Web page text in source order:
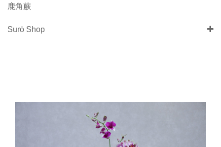
鹿角蕨
Surō Shop